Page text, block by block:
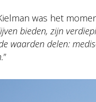
was het
bieden, zijn
waarden delen:
”